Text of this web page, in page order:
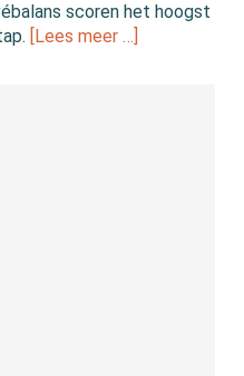
scoren het hoogst
[Lees meer …]